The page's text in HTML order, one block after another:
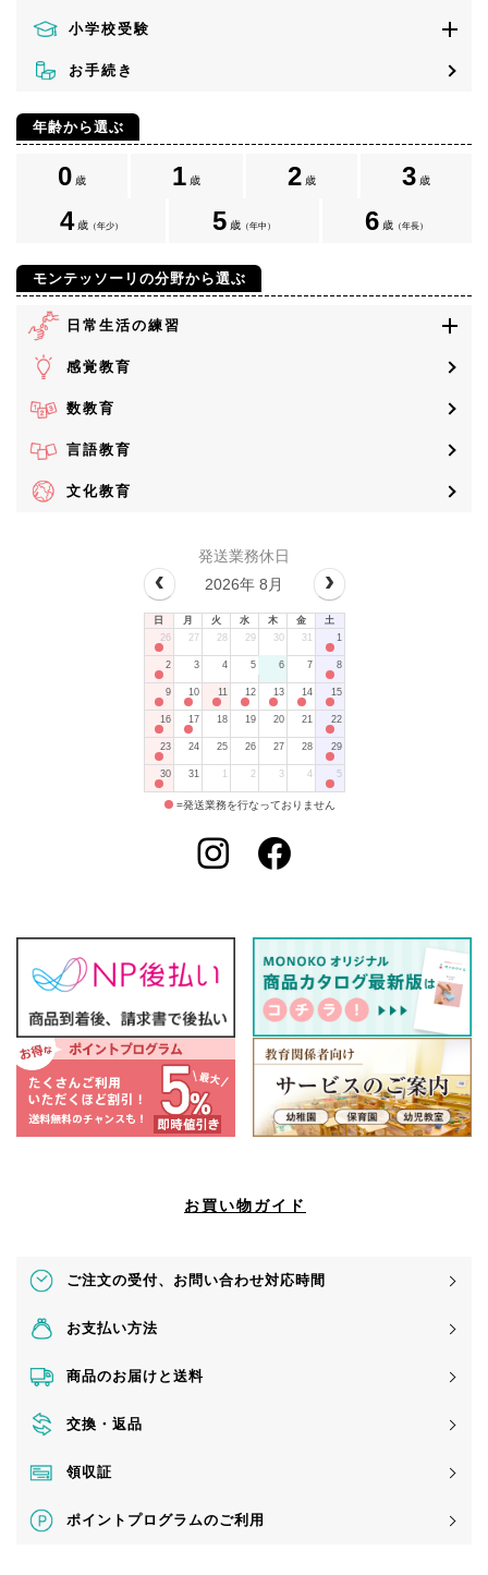
小学校受験
お手続き
年齢から選ぶ
0 歳 1 歳 2 歳 3 歳
4 歳（年少） 5 歳（年中） 6 歳 （年長）
モンテッソーリの分野から選ぶ
日常生活の練習
感覚教育
数教育
言語教育
文化教育
発送業務休日
2026年 8月
日 月 火 水 木 金
土
26
27 28 29 30 31 1
2 3 4 5 6 7 8
9 10 11 12 13 14 15
16 17 18 19 20 21 22
23 24 25 26 27 28 29
30 31 1 2 3 4 5
=発送業務を行なっておりません
お買い物ガイド
ご注文の受付、 お問い合わせ対応時間
お支払い方法
商品のお届けと送料
交換・返品
領収証
ポイントプログラムのご利用